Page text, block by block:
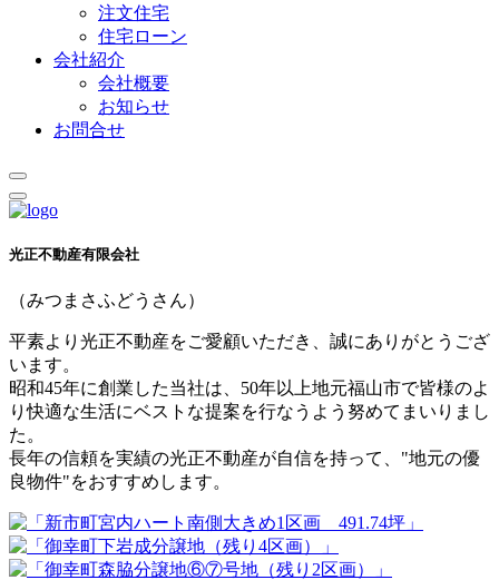
注文住宅
住宅ローン
会社紹介
会社概要
お知らせ
お問合せ
光正不動産有限会社
（みつまさふどうさん）
平素より光正不動産をご愛顧いただき、誠にありがとうござ
います。
昭和45年に創業した当社は、50年以上地元福山市で皆様のよ
り快適な生活にベストな提案を行なうよう努めてまいりまし
た。
長年の信頼を実績の光正不動産が自信を持って、"地元の優
良物件"をおすすめします。